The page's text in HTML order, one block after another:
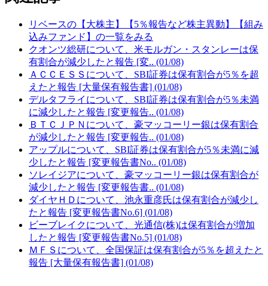
リベースの【大株主】【5％報告など株主異動】【組み
込みファンド】の一覧をみる
クオンツ総研について、米モルガン・スタンレーは保
有割合が減少したと報告 [変.. (01/08)
ＡＣＣＥＳＳについて、SBI証券は保有割合が5％を超
えたと報告 [大量保有報告書] (01/08)
デルタフライについて、SBI証券は保有割合が5％未満
に減少したと報告 [変更報告.. (01/08)
ＢＴＣＪＰＮについて、豪マッコーリー銀は保有割合
が減少したと報告 [変更報告.. (01/08)
アップルについて、SBI証券は保有割合が5％未満に減
少したと報告 [変更報告書No.. (01/08)
ソレイジアについて、豪マッコーリー銀は保有割合が
減少したと報告 [変更報告書.. (01/08)
ダイヤＨＤについて、池永重彦氏は保有割合が減少し
たと報告 [変更報告書No.6] (01/08)
ビーブレイクについて、光通信(株)は保有割合が増加
したと報告 [変更報告書No.5] (01/08)
ＭＦＳについて、全国保証は保有割合が5％を超えたと
報告 [大量保有報告書] (01/08)